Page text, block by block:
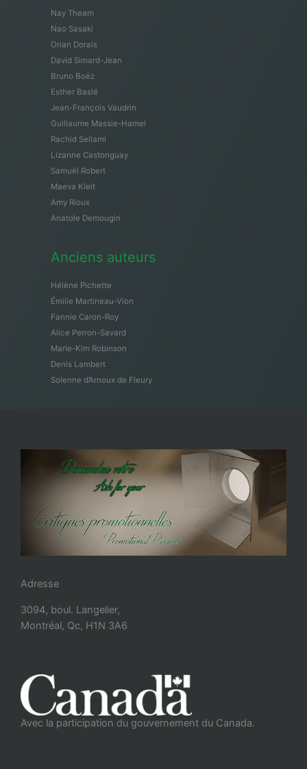
Nay Theam
Nao Sasaki
Orian Dorais
David Simard-Jean
Bruno Boëz
Esther Baslé
Jean-François Vaudrin
Guillaume Massie-Hamel
Rachid Sellami
Lizanne Castonguay
Samuël Robert
Maeva Kleit
Amy Rioux
Anatole Demougin
Anciens auteurs
Hélène Pichette
Émilie Martineau-Vion
Fannie Caron-Roy
Alice Perron-Savard
Marie-Kim Robinson
Denis Lambert
Solenne d’Arnoux de Fleury
Adresse
3094, boul. Langelier,
Montréal, Qc, H1N 3A6
Avec la participation du gouvernement du Canada.